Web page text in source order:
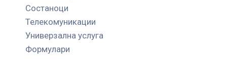
Состаноци
Телекомуникации
Универзална услуга
Формулари